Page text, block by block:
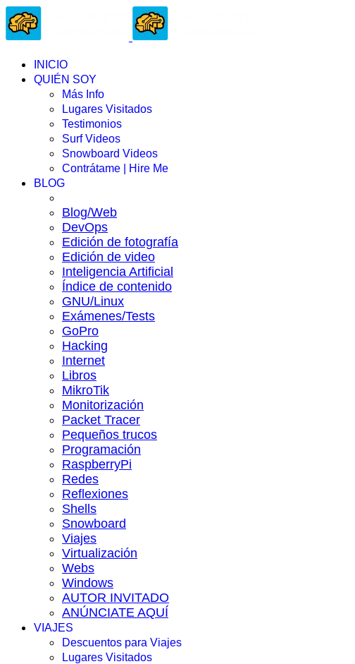
INICIO
QUIÉN SOY
Más Info
Lugares Visitados
Testimonios
Surf Videos
Snowboard Videos
Contrátame | Hire Me
BLOG
Blog/Web
DevOps
Edición de fotografía
Edición de video
Inteligencia Artificial
Índice de contenido
GNU/Linux
Exámenes/Tests
GoPro
Hacking
Internet
Libros
MikroTik
Monitorización
Packet Tracer
Pequeños trucos
Programación
RaspberryPi
Redes
Reflexiones
Shells
Snowboard
Viajes
Virtualización
Webs
Windows
AUTOR INVITADO
ANÚNCIATE AQUÍ
VIAJES
Descuentos para Viajes
Lugares Visitados